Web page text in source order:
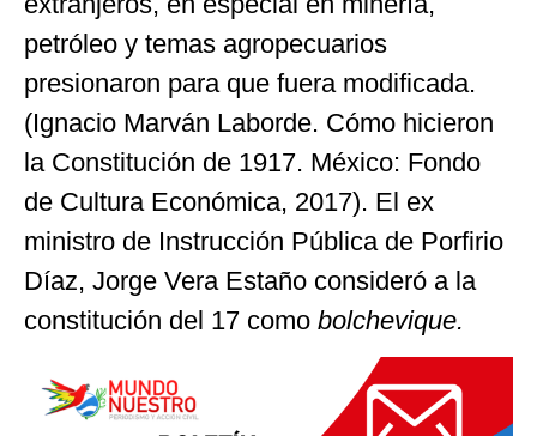
petróleo y temas agropecuarios
presionaron para que fuera modificada.
(Ignacio Marván Laborde. Cómo hicieron
la Constitución de 1917. México: Fondo
de Cultura Económica, 2017). El ex
ministro de Instrucción Pública de Porfirio
Díaz, Jorge Vera Estaño consideró a la
constitución del 17 como bolchevique.